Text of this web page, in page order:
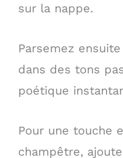
sur la nappe.
Parsemez
dans des tons
poétique
Pour une touche
champêtre,